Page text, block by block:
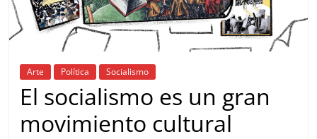
Arte Política Socialismo
El socialismo es un gran
movimiento cultural